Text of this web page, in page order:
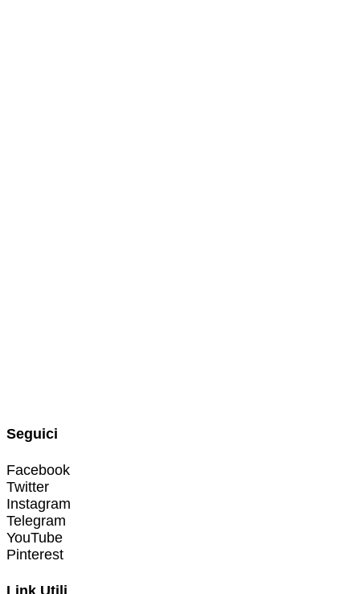
Seguici
Facebook
Twitter
Instagram
Telegram
YouTube
Pinterest
Link Utili